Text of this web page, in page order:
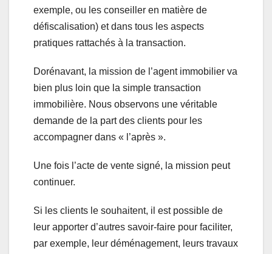
exemple, ou les conseiller en matière de
défiscalisation) et dans tous les aspects
pratiques rattachés à la transaction.
Dorénavant, la mission de l’agent immobilier va
bien plus loin que la simple transaction
immobilière. Nous observons une véritable
demande de la part des clients pour les
accompagner dans « l’après ».
Une fois l’acte de vente signé, la mission peut
continuer.
Si les clients le souhaitent, il est possible de
leur apporter d’autres savoir-faire pour faciliter,
par exemple, leur déménagement, leurs travaux